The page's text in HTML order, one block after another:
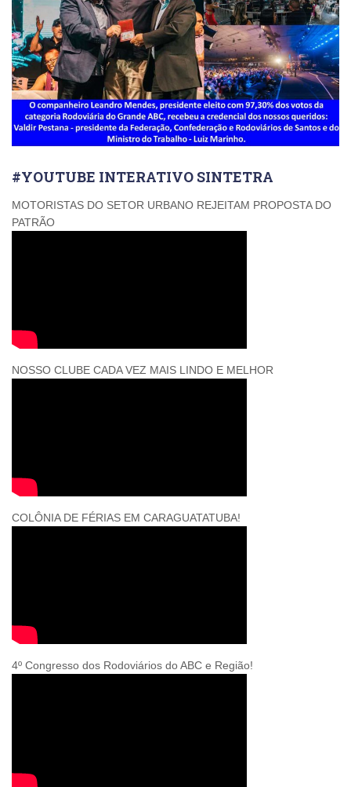
#YOUTUBE INTERATIVO SINTETRA
MOTORISTAS DO SETOR URBANO REJEITAM PROPOSTA DO
PATRÃO
NOSSO CLUBE CADA VEZ MAIS LINDO E MELHOR
COLÔNIA DE FÉRIAS EM CARAGUATATUBA!
4º Congresso dos Rodoviários do ABC e Região!